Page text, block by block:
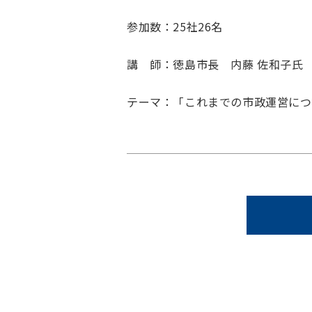
参加数：25社26名
講 師：徳島市長 内藤 佐和子氏
テーマ：「これまでの市政運営に